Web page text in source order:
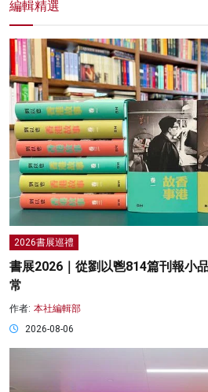
編輯精選
2026書展巡禮
書展2026｜從劉以鬯814篇刊報小
常
作者: 本社編輯部
2026-08-06